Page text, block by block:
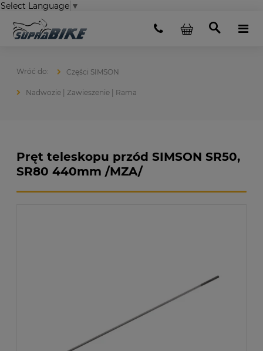
Select Language ▼
Części SIMSON
Nadwozie | Zawieszenie | Rama
Pręt teleskopu przód SIMSON SR50,
SR80 440mm /MZA/